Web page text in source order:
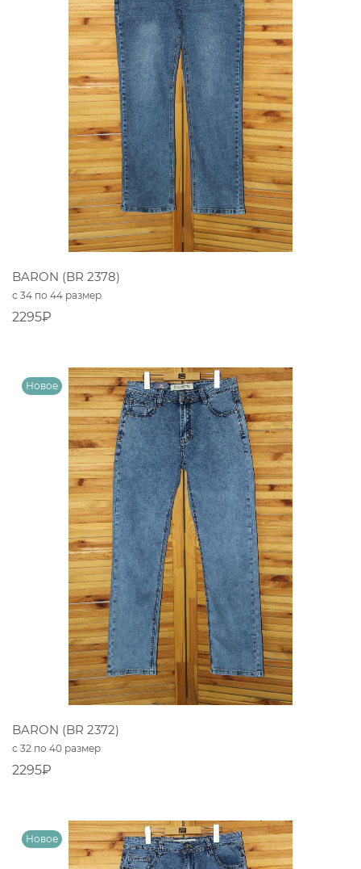
BARON (BR 2378)
с 34 по 44 размер
2295₽
BARON (BR 2372)
с 32 по 40 размер
2295₽